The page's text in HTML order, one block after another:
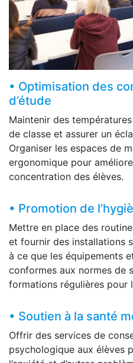
• Optimisation des
d’étude
Maintenir des
de classe et assurer un
Organiser les espaces de
ergonomique pour
concentration des élèves.
• Promotion de
Mettre en place des
et fournir des installations
à ce que les équipements
conformes aux normes de
formations régulières pour
• Soutien à la santé
Offrir des services de
psychologique aux élèves